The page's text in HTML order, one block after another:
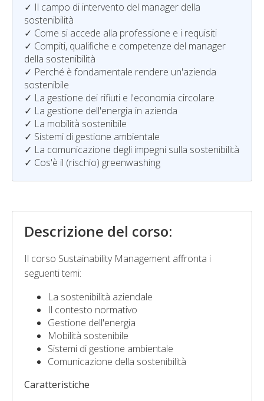
✓ Il campo di intervento del manager della
sostenibilità
✓ Come si accede alla professione e i requisiti
✓ Compiti, qualifiche e competenze del manager
della sostenibilità
✓ Perché è fondamentale rendere un'azienda
sostenibile
✓ La gestione dei rifiuti e l'economia circolare
✓ La gestione dell'energia in azienda
✓ La mobilità sostenibile
✓ Sistemi di gestione ambientale
✓ La comunicazione degli impegni sulla sostenibilità
✓ Cos'è il (rischio) greenwashing
Descrizione del corso:
Il corso Sustainability Management affronta i
seguenti temi:
La sostenibilità aziendale
Il contesto normativo
Gestione dell'energia
Mobilità sostenibile
Sistemi di gestione ambientale
Comunicazione della sostenibilità
Caratteristiche